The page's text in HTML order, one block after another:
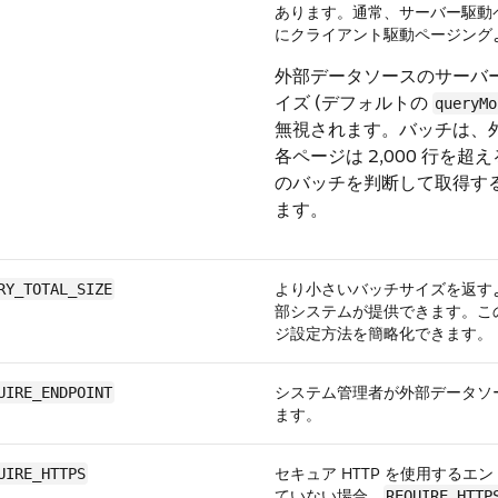
あります。通常、サーバー駆
にクライアント駆動ページン
外部データソースのサーバ
イズ (デフォルトの
無視されます。バッチは、
各ページは 2,000 行を超
のバッチを判断して取得す
ます。
より小さいバッチサイズを返
部システムが提供できます。
ジ設定方法を簡略化できます。
システム管理者が外部データ
ます。
セキュア HTTP を使用するエ